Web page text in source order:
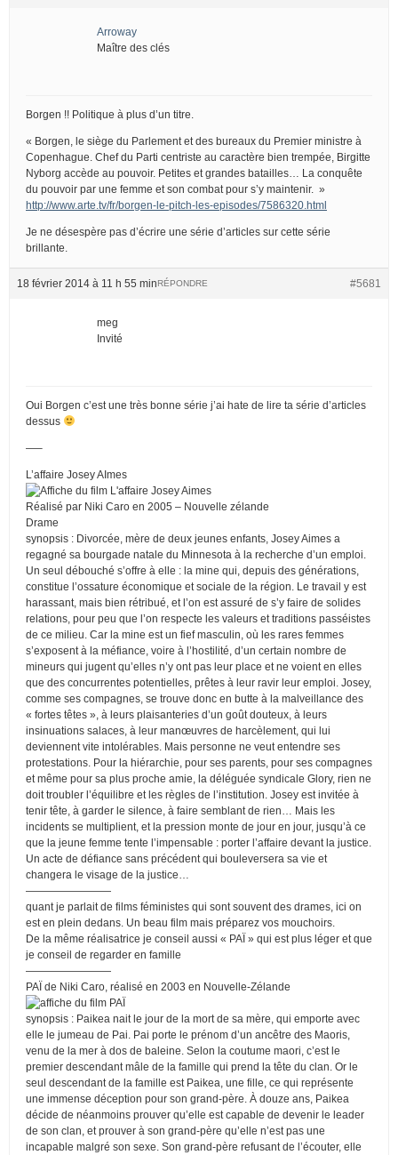
Arroway
Maître des clés
Borgen !! Politique à plus d’un titre.
« Borgen, le siège du Parlement et des bureaux du Premier ministre à
Copenhague. Chef du Parti centriste au caractère bien trempée, Birgitte
Nyborg accède au pouvoir. Petites et grandes batailles… La conquête
du pouvoir par une femme et son combat pour s’y maintenir. »
http://www.arte.tv/fr/borgen-le-pitch-les-episodes/7586320.html
Je ne désespère pas d’écrire une série d’articles sur cette série
brillante.
18 février 2014 à 11 h 55 min #5681
RÉPONDRE
meg
Invité
Oui Borgen c’est une très bonne série j’ai hate de lire ta série d’articles
dessus
—–
L’affaire Josey AImes
Réalisé par Niki Caro en 2005 – Nouvelle zélande
Drame
synopsis : Divorcée, mère de deux jeunes enfants, Josey Aimes a
regagné sa bourgade natale du Minnesota à la recherche d’un emploi.
Un seul débouché s’offre à elle : la mine qui, depuis des générations,
constitue l’ossature économique et sociale de la région. Le travail y est
harassant, mais bien rétribué, et l’on est assuré de s’y faire de solides
relations, pour peu que l’on respecte les valeurs et traditions passéistes
de ce milieu. Car la mine est un fief masculin, où les rares femmes
s’exposent à la méfiance, voire à l’hostilité, d’un certain nombre de
mineurs qui jugent qu’elles n’y ont pas leur place et ne voient en elles
que des concurrentes potentielles, prêtes à leur ravir leur emploi. Josey,
comme ses compagnes, se trouve donc en butte à la malveillance des
« fortes têtes », à leurs plaisanteries d’un goût douteux, à leurs
insinuations salaces, à leur manœuvres de harcèlement, qui lui
deviennent vite intolérables. Mais personne ne veut entendre ses
protestations. Pour la hiérarchie, pour ses parents, pour ses compagnes
et même pour sa plus proche amie, la déléguée syndicale Glory, rien ne
doit troubler l’équilibre et les règles de l’institution. Josey est invitée à
tenir tête, à garder le silence, à faire semblant de rien… Mais les
incidents se multiplient, et la pression monte de jour en jour, jusqu’à ce
que la jeune femme tente l’impensable : porter l’affaire devant la justice.
Un acte de défiance sans précédent qui bouleversera sa vie et
changera le visage de la justice…
————————
quant je parlait de films féministes qui sont souvent des drames, ici on
est en plein dedans. Un beau film mais préparez vos mouchoirs.
De la même réalisatrice je conseil aussi « PAÏ » qui est plus léger et que
je conseil de regarder en famille
————————
PAÏ de Niki Caro, réalisé en 2003 en Nouvelle-Zélande
synopsis : Paikea nait le jour de la mort de sa mère, qui emporte avec
elle le jumeau de Pai. Pai porte le prénom d’un ancêtre des Maoris,
venu de la mer à dos de baleine. Selon la coutume maori, c’est le
premier descendant mâle de la famille qui prend la tête du clan. Or le
seul descendant de la famille est Paikea, une fille, ce qui représente
une immense déception pour son grand-père. À douze ans, Paikea
décide de néanmoins prouver qu’elle est capable de devenir le leader
de son clan, et prouver à son grand-père qu’elle n’est pas une
incapable malgré son sexe. Son grand-père refusant de l’écouter, elle